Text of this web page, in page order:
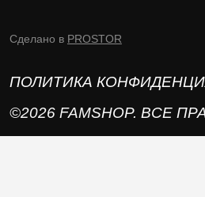
Сделано в PROSTOR
ПОЛИТИКА
©2026 FAMSHOP. ВСЕ